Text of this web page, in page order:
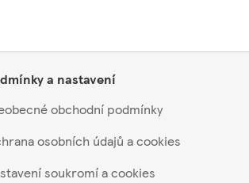
a nastavení
obchodní podmínky
osobních údajů a cookies
soukromí a cookies